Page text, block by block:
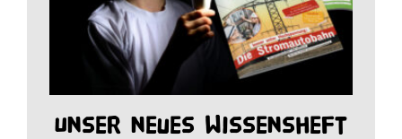
Unser neues Wissensheft